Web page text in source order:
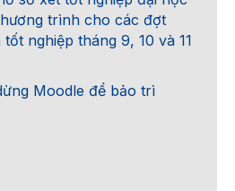
trình cho các đợt
nghiệp tháng 9, 10 và 11
Moodle để bảo trì